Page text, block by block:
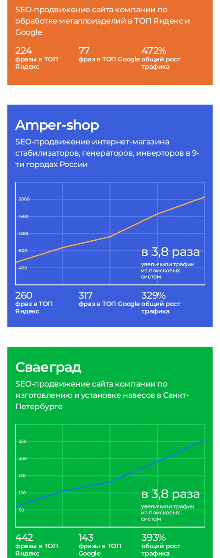
Amper-shop
SEO-продвижение интернет-магазина
стабилизаторов, генераторов, инверторов в 9-
ти городах России
260
фраз в ТОП
Яндекс
317
фраз в ТОП Google
329%
общий рост
трафика
SEO-продвижение сайта компании по
обработке металлоизделий в ТОП Яндекс и
Google
224
фразы в ТОП
Яндекс
77
фраз в ТОП Google
472%
общий рост
трафика
Сваеград
SEO-продвижение сайта компании по
изготовлению и установке навесов в Санкт-
Петербурге
442
фразы в ТОП
Яндекс
143
фразы в ТОП
Google
393%
общий рост
трафика